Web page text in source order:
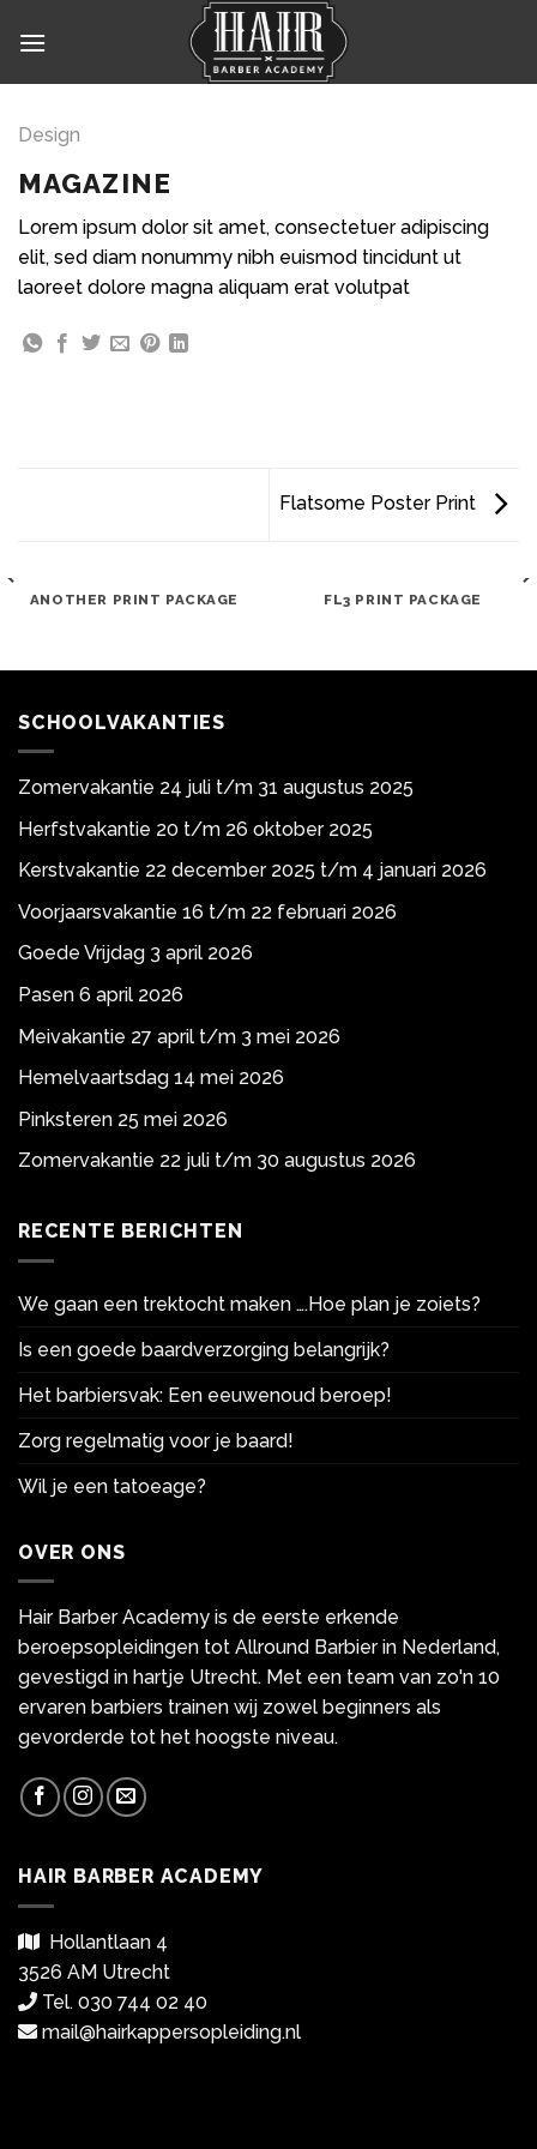
Design
MAGAZINE
Lorem ipsum dolor sit amet, consectetuer adipiscing
elit, sed diam nonummy nibh euismod tincidunt ut
laoreet dolore magna aliquam erat volutpat
Flatsome Poster Print
ANOTHER PRINT PACKAGE FL3 PRINT PACKAGE
SCHOOLVAKANTIES
Zomervakantie 24 juli t/m 31 augustus 2025
Herfstvakantie 20 t/m 26 oktober 2025
Kerstvakantie 22 december 2025 t/m 4 januari 2026
Voorjaarsvakantie 16 t/m 22 februari 2026
Goede Vrijdag 3 april 2026
Pasen 6 april 2026
Meivakantie 27 april t/m 3 mei 2026
Hemelvaartsdag 14 mei 2026
Pinksteren 25 mei 2026
Zomervakantie 22 juli t/m 30 augustus 2026
RECENTE BERICHTEN
We gaan een trektocht maken ….Hoe plan je zoiets?
Is een goede baardverzorging belangrijk?
Het barbiersvak: Een eeuwenoud beroep!
Zorg regelmatig voor je baard!
Wil je een tatoeage?
OVER ONS
Hair Barber Academy is de eerste erkende
beroepsopleidingen tot Allround Barbier in Nederland,
gevestigd in hartje Utrecht. Met een team van zo'n 10
ervaren barbiers trainen wij zowel beginners als
gevorderde tot het hoogste niveau.
HAIR BARBER ACADEMY
Hollantlaan 4
3526 AM Utrecht
Tel. 030 744 02 40
mail@hairkappersopleiding.nl